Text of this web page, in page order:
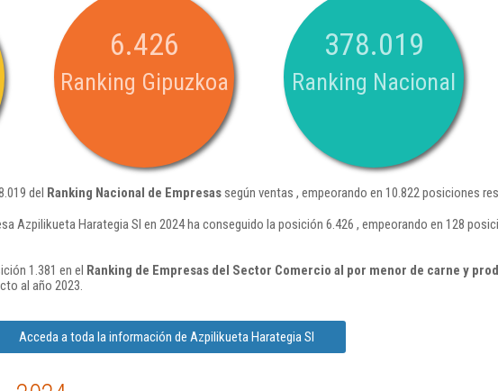
6.426
Ranking Gipuzkoa
378.019
Ranking Nacional
del Ranking Nacional de Empresassegún ventas , empeorando en 10.822 posiciones
Azpilikueta Harategia Sl en 2024 ha conseguido la posición 6.426 , empeorando en 128
1.381 en el Ranking de Empresas del Sector Comercio al por menor de carne y
al año 2023.
Acceda a toda la información de Azpilikueta Harategia Sl